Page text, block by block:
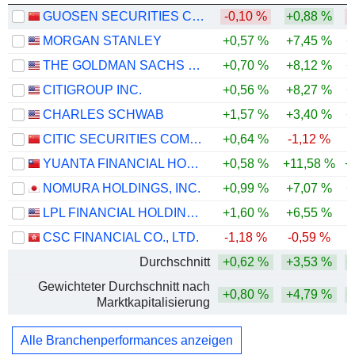
GUOSEN SECURITIES CO., LTD. -0,10 % +0,88 %
MORGAN STANLEY
+0,57 % +7,45 %
THE GOLDMAN SACHS GROUP, INC.
+0,70 % +8,12 %
CITIGROUP INC.
+0,56 % +8,27 %
CHARLES SCHWAB
+1,57 % +3,40 %
CITIC SECURITIES COMPANY LIMITED
+0,64 % -1,12 %
YUANTA FINANCIAL HOLDING CO., LTD.
+0,58 % +11,58 %
NOMURA HOLDINGS, INC.
+0,99 % +7,07 %
LPL FINANCIAL HOLDINGS INC.
+1,60 % +6,55 %
CSC FINANCIAL CO., LTD.
-1,18 % -0,59 %
Durchschnitt
+0,62 % +3,53 %
Gewichteter Durchschnitt nach
Marktkapitalisierung
+0,80 % +4,79 %
Alle Branchenperformances anzeigen